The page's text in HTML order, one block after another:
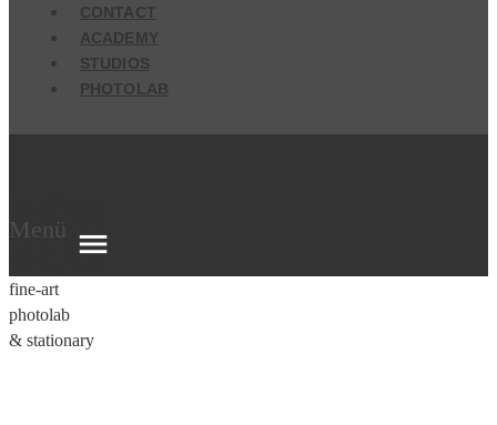
CONTACT
ACADEMY
STUDIOS
PHOTOLAB
Menü
fine-art
photolab
& stationary